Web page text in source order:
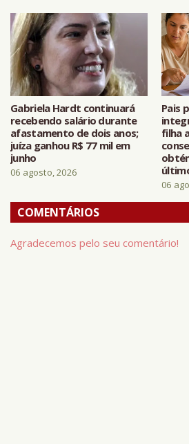
Gabriela Hardt continuará
recebendo salário durante
afastamento de dois anos;
juíza ganhou R$ 77 mil em
junho
06 agosto, 2026
Pais
filha
06
COMENTÁRIOS
Agradecemos pelo seu comentário!